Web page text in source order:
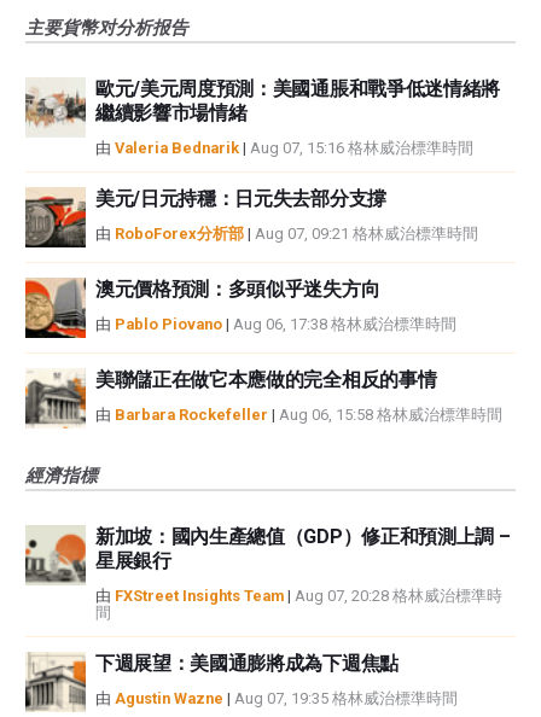
主要貨幣对分析报告
歐元/美元周度預測：美國通脹和戰爭低迷情緒將
繼續影響市場情緒
由 Valeria Bednarik | Aug 07, 15:16 格林威治標準時間
美元/日元持穩：日元失去部分支撐
由 RoboForex分析部 | Aug 07, 09:21 格林威治標準時間
澳元價格預測：多頭似乎迷失方向
由 Pablo Piovano | Aug 06, 17:38 格林威治標準時間
美聯儲正在做它本應做的完全相反的事情
由 Barbara Rockefeller | Aug 06, 15:58 格林威治標準時間
經濟指標
新加坡：國內生產總值（GDP）修正和預測上調 –
星展銀行
由 FXStreet Insights Team | Aug 07, 20:28 格林威治標準時
間
下週展望：美國通膨將成為下週焦點
由 Agustin Wazne | Aug 07, 19:35 格林威治標準時間